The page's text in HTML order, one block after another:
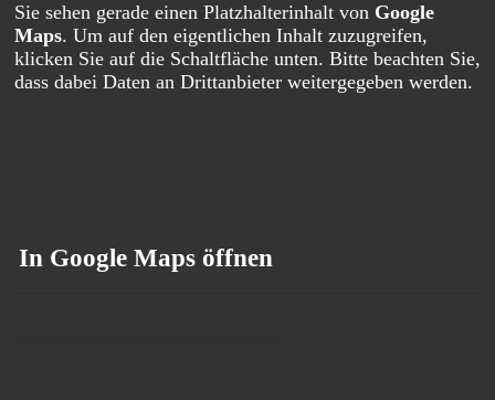
Sie sehen gerade einen Platzhalterinhalt von Google
Maps. Um auf den eigentlichen Inhalt zuzugreifen,
klicken Sie auf die Schaltfläche unten. Bitte beachten Sie,
dass dabei Daten an Drittanbieter weitergegeben werden.
In Google Maps öffnen